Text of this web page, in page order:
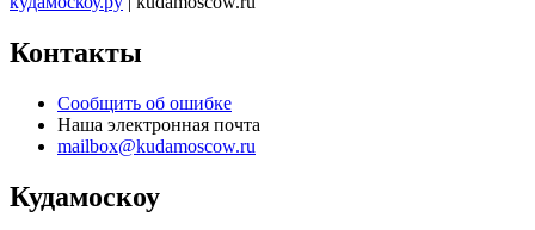
Контакты
Сообщить об ошибке
Наша электронная почта
mailbox@kudamoscow.ru
Кудамоскоу